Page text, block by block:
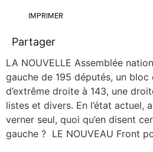
IMPRIMER
Partager
LA NOUVELLE Assem­blée
gauche de 195 dépu­tés, un
d’extrême droite à 143, une
listes et divers. En l’état
ver­ner seul, quoi qu’en disent
gauche ? LE NOUVEAU Front